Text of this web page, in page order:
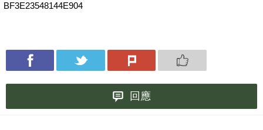
BF3E23548144E904
回應